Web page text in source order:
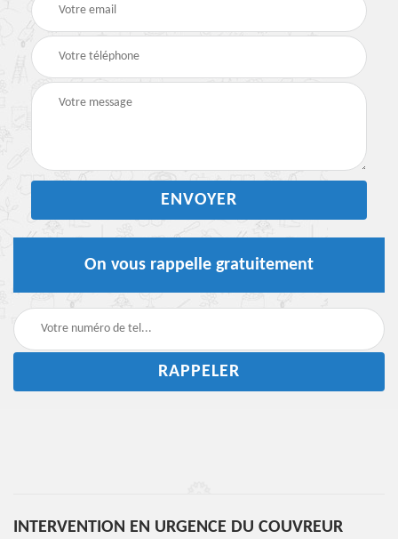
On vous rappelle gratuitement
INTERVENTION EN URGENCE DU COUVREUR